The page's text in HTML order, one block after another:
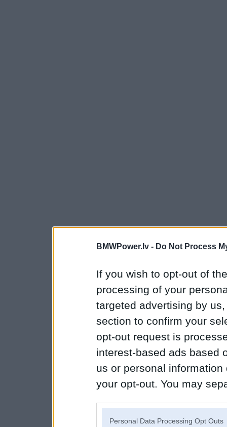
BMWPower.lv - Do Not Process
If you wish to opt-out of
processing of your
targeted advertising by
section to confirm your
opt-out request is
interest-based ads based
us or personal
your opt-out. You may
Personal Data Processing Opt Outs